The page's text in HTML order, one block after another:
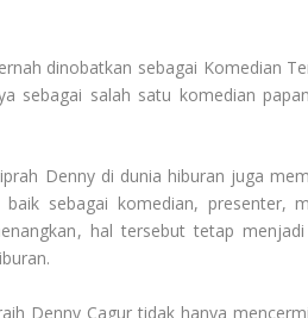
dinobatkan sebagai Komedian
sebagai salah satu komedian
Denny di dunia hiburan juga
baik sebagai komedian, presenter,
hal tersebut tetap
Denny Cagur tidak hanya